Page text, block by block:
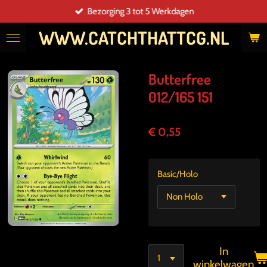
direct
naar
WWW.CATCHTHATTCG.NL
Bezorging 3 tot 5 Werkdagen
Butterfree
012/165 151
€ 0,55
Basic/Holo
In